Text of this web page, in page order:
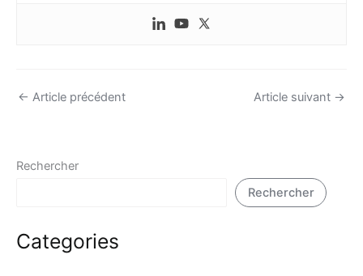
← Article précédent Article suivant →
Rechercher
Rechercher
Categories